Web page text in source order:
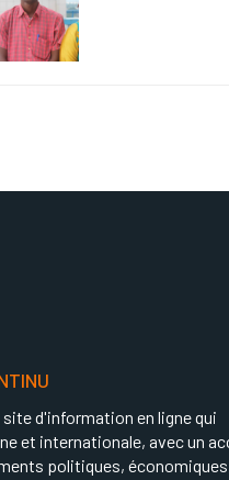
d'information en ligne qui
et internationale, avec un
politiques,